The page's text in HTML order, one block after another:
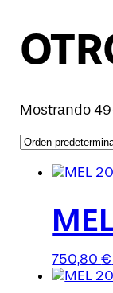
Mostrando
750,80€